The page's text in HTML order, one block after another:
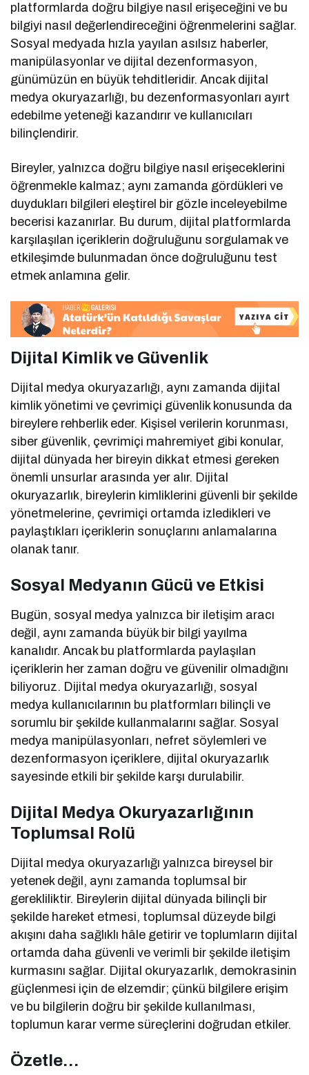
platformlarda doğru bilgiye nasıl erişeceğini ve bu
bilgiyi nasıl değerlendireceğini öğrenmelerini sağlar.
Sosyal medyada hızla yayılan asılsız haberler,
manipülasyonlar ve dijital dezenformasyon,
günümüzün en büyük tehditleridir. Ancak dijital
medya okuryazarlığı, bu dezenformasyonları ayırt
edebilme yeteneği kazandırır ve kullanıcıları
bilinçlendirir.
Bireyler, yalnızca doğru bilgiye nasıl erişeceklerini
öğrenmekle kalmaz; aynı zamanda gördükleri ve
duydukları bilgileri eleştirel bir gözle inceleyebilme
becerisi kazanırlar. Bu durum, dijital platformlarda
karşılaşılan içeriklerin doğruluğunu sorgulamak ve
etkileşimde bulunmadan önce doğruluğunu test
etmek anlamına gelir.
Dijital Kimlik ve Güvenlik
Dijital medya okuryazarlığı, aynı zamanda dijital
kimlik yönetimi ve çevrimiçi güvenlik konusunda da
bireylere rehberlik eder. Kişisel verilerin korunması,
siber güvenlik, çevrimiçi mahremiyet gibi konular,
dijital dünyada her bireyin dikkat etmesi gereken
önemli unsurlar arasında yer alır. Dijital
okuryazarlık, bireylerin kimliklerini güvenli bir şekilde
yönetmelerine, çevrimiçi ortamda izledikleri ve
paylaştıkları içeriklerin sonuçlarını anlamalarına
olanak tanır.
Sosyal Medyanın Gücü ve Etkisi
Bugün, sosyal medya yalnızca bir iletişim aracı
değil, aynı zamanda büyük bir bilgi yayılma
kanalıdır. Ancak bu platformlarda paylaşılan
içeriklerin her zaman doğru ve güvenilir olmadığını
biliyoruz. Dijital medya okuryazarlığı, sosyal
medya kullanıcılarının bu platformları bilinçli ve
sorumlu bir şekilde kullanmalarını sağlar. Sosyal
medya manipülasyonları, nefret söylemleri ve
dezenformasyon içeriklere, dijital okuryazarlık
sayesinde etkili bir şekilde karşı durulabilir.
Dijital Medya Okuryazarlığının
Toplumsal Rolü
Dijital medya okuryazarlığı yalnızca bireysel bir
yetenek değil, aynı zamanda toplumsal bir
gerekliliktir. Bireylerin dijital dünyada bilinçli bir
şekilde hareket etmesi, toplumsal düzeyde bilgi
akışını daha sağlıklı hâle getirir ve toplumların dijital
ortamda daha güvenli ve verimli bir şekilde iletişim
kurmasını sağlar. Dijital okuryazarlık, demokrasinin
güçlenmesi için de elzemdir; çünkü bilgilere erişim
ve bu bilgilerin doğru bir şekilde kullanılması,
toplumun karar verme süreçlerini doğrudan etkiler.
Özetle…